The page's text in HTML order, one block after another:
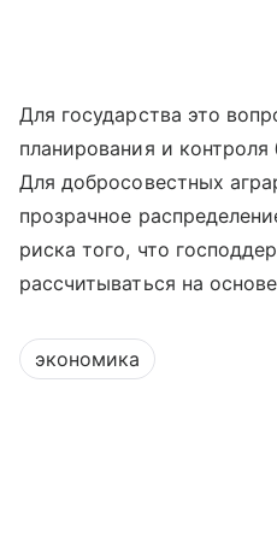
Для государства это
планирования и
Для добросовестных
прозрачное
риска того, что
рассчитываться на
экономика